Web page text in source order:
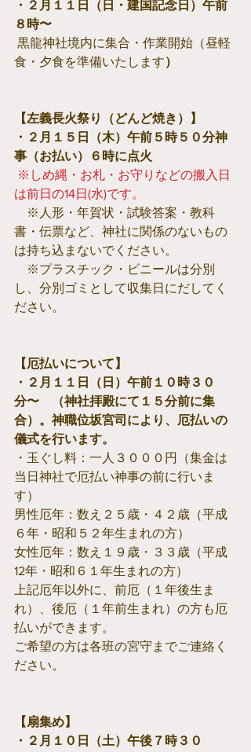
・２月１１日（日・建国記念日）午前
８時〜
食・夕食を準備いたします）
【左義長火祭り（どんど焼き）】
・２月１５日（木）午前５時５０分神
事（お払い）６時に点火
※しめ縄・お札・お守りなどの搬入日
は前日の14日(水)です。
※人形・年賀状・試験答案・教科
書・伝票など、神社に関係のないもの
は持ち込まないでください。
※プラスチック・ビニールは分別
し、分別ゴミとして収集日にだしてく
ださい。
【厄払いについて】
・２月１１日（日）午前１０時３０
分〜　（神社拝殿にて１５分前に集
合）。神職位坂宮司により、厄払いの
儀式を行います。
・玉ぐし料：一人３０００円（集金は
当日神社で厄払い神事の前に行いま
す）
男性厄年：数え２５歳・４２歳（平成
６年・昭和５２年生まれの方）
女性厄年：数え１９歳・３３歳（平成
12年・昭和６１年生まれの方）
上記厄年以外に、前厄（１年後生ま
れ）、後厄（１年前生まれ）の方も厄
払いができます。
ご希望の方は各班の宮守までご連絡く
ださい。
【扇集め】
・２月１０日（土）午後７時３０